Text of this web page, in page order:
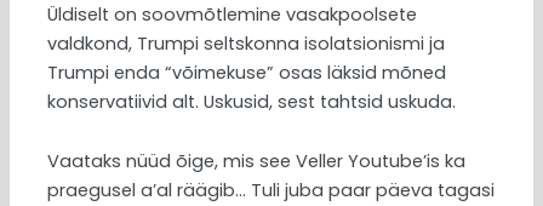
Üldiselt on soovmõtlemine vasakpoolsete
valdkond, Trumpi seltskonna isolatsionismi ja
Trumpi enda “võimekuse” osas läksid mõned
konservatiivid alt. Uskusid, sest tahtsid uskuda.
Vaataks nüüd õige, mis see Veller Youtube’is ka
praegusel a’al räägib… Tuli juba paar päeva tagasi